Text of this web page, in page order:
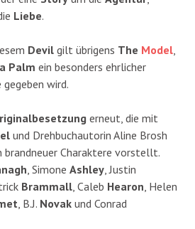
Liebe.
Devil gilt übrigens The Model,
Palm ein besonders ehrlicher
gegeben wird.
erneut, die mit
und Drehbuchautorin Aline Brosh
brandneuer Charaktere vorstellt.
, Simone Ashley, Justin
Brammall, Caleb Hearon, Helen
, B.J. Novak und Conrad